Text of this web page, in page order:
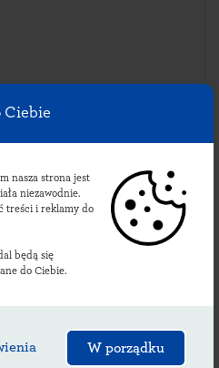
Ciebie
nasza strona jest
niezawodnie.
treści i reklamy do
będą się
do Ciebie.
W porządku